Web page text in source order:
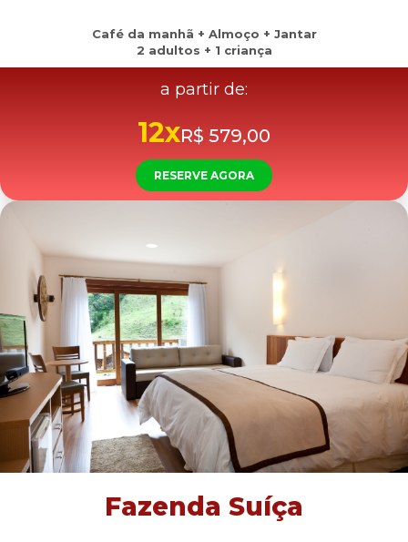
Café da manhã + Almoço + Jantar
2 adultos + 1 criança
a partir de:
12xR$ 579,00
RESERVE AGORA
Fazenda Suíça